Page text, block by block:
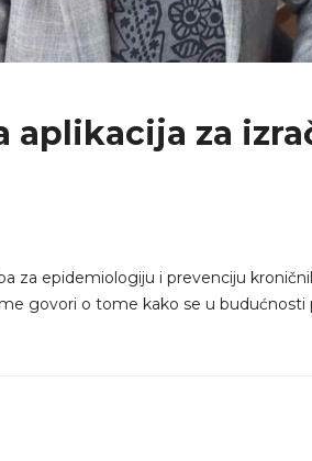
aplikacija za
za epidemiologiju i prevenciju
govori o tome kako se u